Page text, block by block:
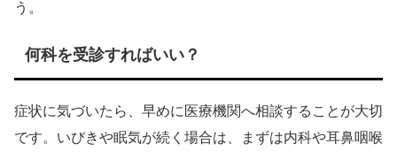
う。
何科を受診すればいい？
症状に気づいたら、早めに医療機関へ相談することが大切
です。いびきや眠気が続く場合は、まずは内科や耳鼻咽喉